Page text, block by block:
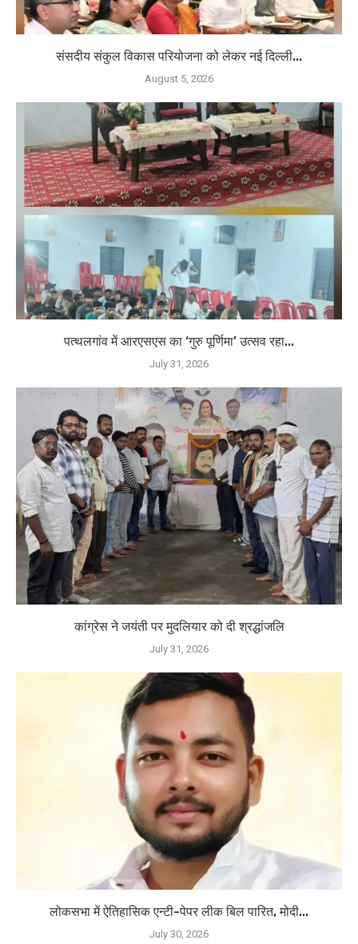
संसदीय संकुल विकास परियोजना को लेकर नई दिल्ली...
August 5, 2026
पत्थलगांव में आरएसएस का ‘गुरु पूर्णिमा’ उत्सव रहा...
July 31, 2026
कांग्रेस ने जयंती पर मुदलियार को दी श्रद्धांजलि
July 31, 2026
लोकसभा में ऐतिहासिक एन्टी-पेपर लीक बिल पारित, मोदी...
July 30, 2026